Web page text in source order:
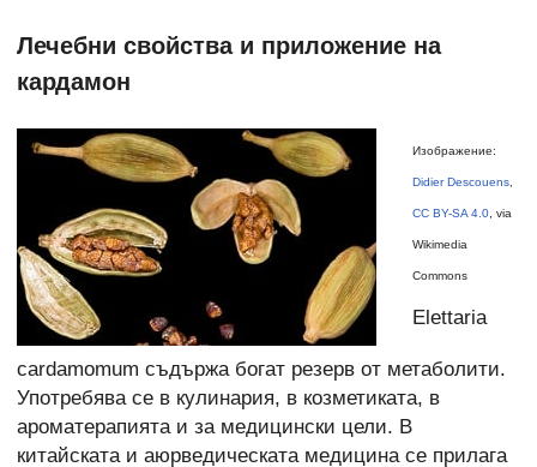
Лечебни свойства и приложение на
кардамон
Изображение:
Didier Descouens,
CC BY-SA 4.0, via
Wikimedia
Commons
Elettaria
cardamomum съдържа богат резерв от метаболити.
Употребява се в кулинария, в козметиката, в
ароматерапията и за медицински цели. В
китайската и аюрведическата медицина се прилага